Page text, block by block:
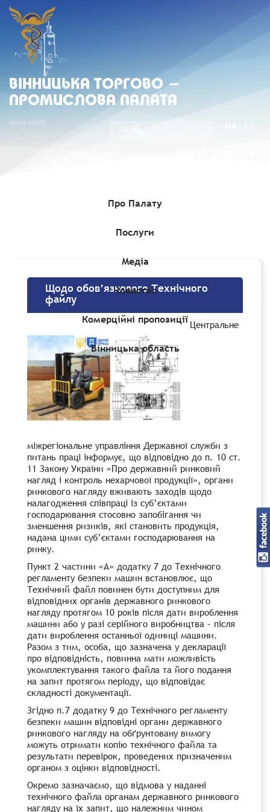
ВIННИЦЬКА ТОРГОВО -
ПРОМИСЛОВА ПАЛАТА
Мапа сайту
Про Палату
Послуги
Медіа
Членство
Комерційні пропозиції
Вінницька область
Експортні можливості
Щодо обов’язкового Технічного
файлу
Центральне
міжрегіональне управління Державної служби з
питань праці інформує, що відповідно до п. 10 ст.
11 Закону України «Про державний ринковий
нагляд i контроль нехарчової продукції», органи
ринкового нагляду вживають заходів щодо
налагодження співпраці із суб’єктами
господарювання стосовно запобігання чи
зменшення ризиків, які становить продукція,
надана цими суб’єктами господарювання на
ринку.
Пункт 2 частини «А» додатку 7 до Технічного
регламенту безпеки машин встановлює, що
Технічний файл повинен бути доступним для
відповідних органів державного ринкового
нагляду протягом 10 років після дати вироблення
машини або у разі серійного виробництва – після
дати вироблення останньої одиниці машини.
Разом з тим, особа, що зазначена у декларації
про відповідність, повинна мати можливість
укомплектування такого файла та його подання
на запит протягом періоду, що відповідає
складності документації.
Згідно п.7 додатку 9 до Технічного регламенту
безпеки машин відповідні органи державного
ринкового нагляду на обґрунтовану вимогу
можуть отримати копію технічного файла та
результати перевірок, проведених призначеним
органом з оцінки відповідності.
Окремо зазначаємо, що відмова у наданні
технічного файла органам державного ринкового
нагляду на їх запит, що належним чином